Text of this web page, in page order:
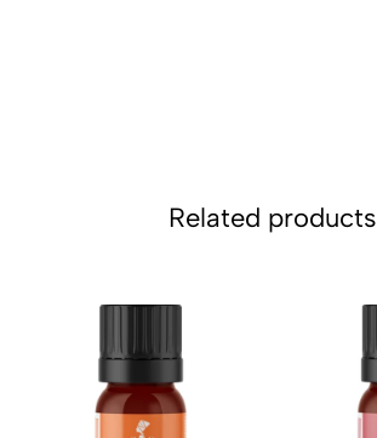
Related products